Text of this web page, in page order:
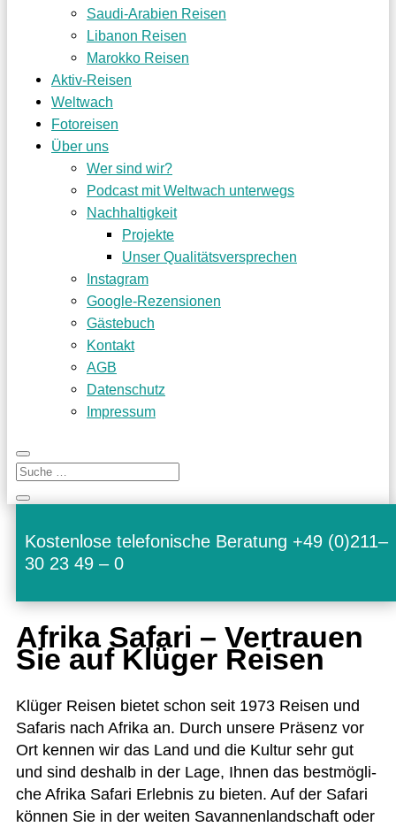
Saudi-Arabien Reisen
Libanon Reisen
Marokko Reisen
Aktiv-Reisen
Weltwach
Fotoreisen
Über uns
Wer sind wir?
Podcast mit Weltwach unterwegs
Nachhaltigkeit
Projekte
Unser Qualitätsversprechen
Instagram
Google-Rezensionen
Gästebuch
Kontakt
AGB
Datenschutz
Impressum
Kos­ten­lose tele­fo­ni­sche Bera­tung +49 (0)211–
30 23 49 – 0
Afrika Safari – Vertrauen
Sie auf Klüger Reisen
Klü­ger Rei­sen bie­tet schon seit 1973 Rei­sen und
Safa­ris nach Afrika an. Durch unsere Prä­senz vor
Ort ken­nen wir das Land und die Kul­tur sehr gut
und sind des­halb in der Lage, Ihnen das best­mög­li­
che Afrika Safari Erleb­nis zu bie­ten. Auf der Safari
kön­nen Sie in der wei­ten Savan­nen­land­schaft oder